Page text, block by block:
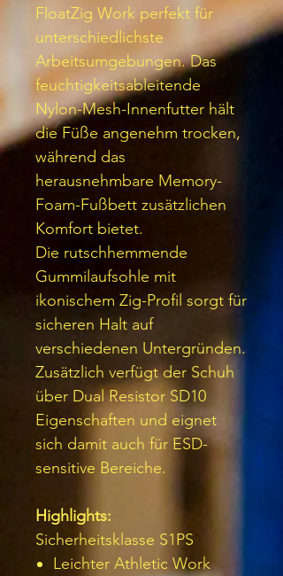
FloatZig Work perfekt für
unterschiedlichste
Arbeitsumgebungen. Das
feuchtigkeitsableitende
Nylon-Mesh-Innenfutter hält
die Füße angenehm trocken,
während das
herausnehmbare Memory-
Foam-Fußbett zusätzlichen
Komfort bietet.
Die rutschhemmende
Gummilaufsohle mit
ikonischem Zig-Profil sorgt für
sicheren Halt auf
verschiedenen Untergründen.
Zusätzlich verfügt der Schuh
über Dual Resistor SD10
Eigenschaften und eignet
sich damit auch für ESD-
sensitive Bereiche.
Highlights:
Sicherheitsklasse S1PS
Leichter Athletic Work